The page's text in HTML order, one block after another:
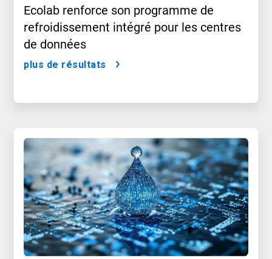
Ecolab renforce son programme de
refroidissement intégré pour les centres
de données
plus de résultats